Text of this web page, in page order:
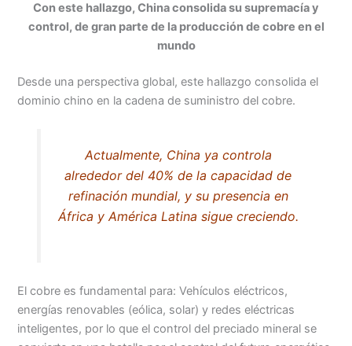
Con este hallazgo, China consolida su supremacía y
control, de gran parte de la producción de cobre en el
mundo
Desde una perspectiva global, este hallazgo consolida el
dominio chino en la cadena de suministro del cobre.
Actualmente, China ya controla
alrededor del 40% de la capacidad de
refinación mundial, y su presencia en
África y América Latina sigue creciendo.
El cobre es fundamental para: Vehículos eléctricos,
energías renovables (eólica, solar) y redes eléctricas
inteligentes, por lo que el control del preciado mineral se